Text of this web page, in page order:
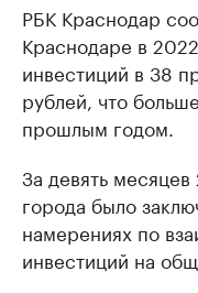
РБК Краснодар
Краснодаре в
инвестиций в 38
рублей, что
прошлым годом.
За девять
города было
намерениях по
инвестиций на